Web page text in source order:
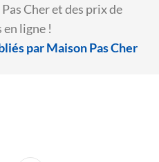
Cher et des prix de
en ligne !
par Maison Pas Cher